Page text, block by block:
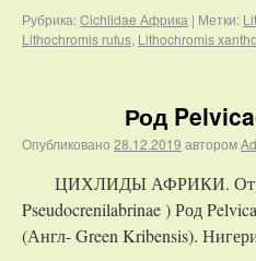
Рубрика:Cichlidae Африка | Метки:
Lithochromis rufus, Lithochromis
Род
Опубликовано 28.12.2019 автором
ЦИХЛИДЫ АФРИКИ. Отряд
Pseudocrenilabrinae ) Род
(Англ- Green Kribensis).